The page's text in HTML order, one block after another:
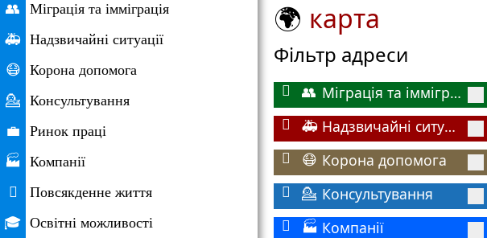
👥
Міграція та імміграція
🚑 Надзвичайні ситуації
😷 Корона допомога
💁 Консультування
💼
Ринок праці
🏭 Компанії

Повсякденне життя
🎓 Освітні можливості
🌍 карта
Фільтр адреси
👥 Міграція та імміграція
🚑 Надзвичайні ситуації
😷 Корона допомога
💁 Консультування
🏭 Компанії